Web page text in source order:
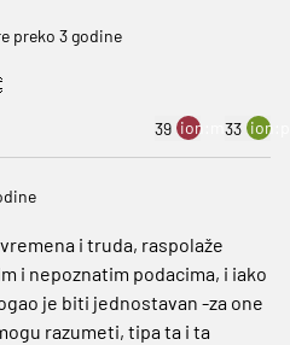
preko 3 godine
39 ion:minus
33
i truda, raspolaže
i nepoznatim podacima, i iako
je biti jednostavan -za one
razumeti, tipa ta i ta